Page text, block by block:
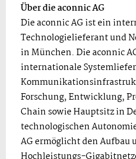
Über die aconnic AG
Die aconnic AG ist ein
Technologielieferant und
in München. Die aconnic
internationale
Forschung, Entwicklung,
Chain sowie Hauptsitz in
technologischen
AG ermöglicht den Aufbau